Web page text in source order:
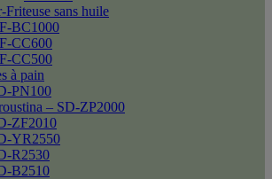
sans huile
BC1000
CC600
CC500
à pain
PN100
– SD-ZP2000
ZF2010
YR2550
R2530
B2510